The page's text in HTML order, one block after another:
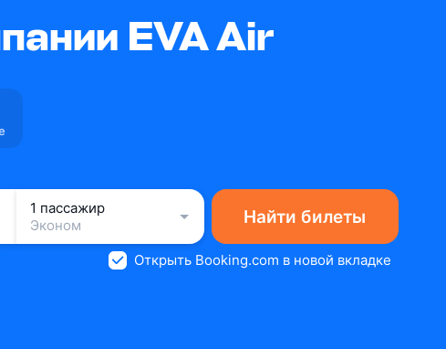
EVA Air
1 пассажир
Эконом
Найти билеты
Открыть Booking.com в новой вкладке